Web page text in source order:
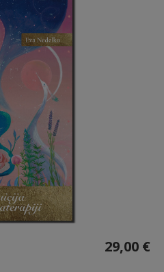
29,00 €